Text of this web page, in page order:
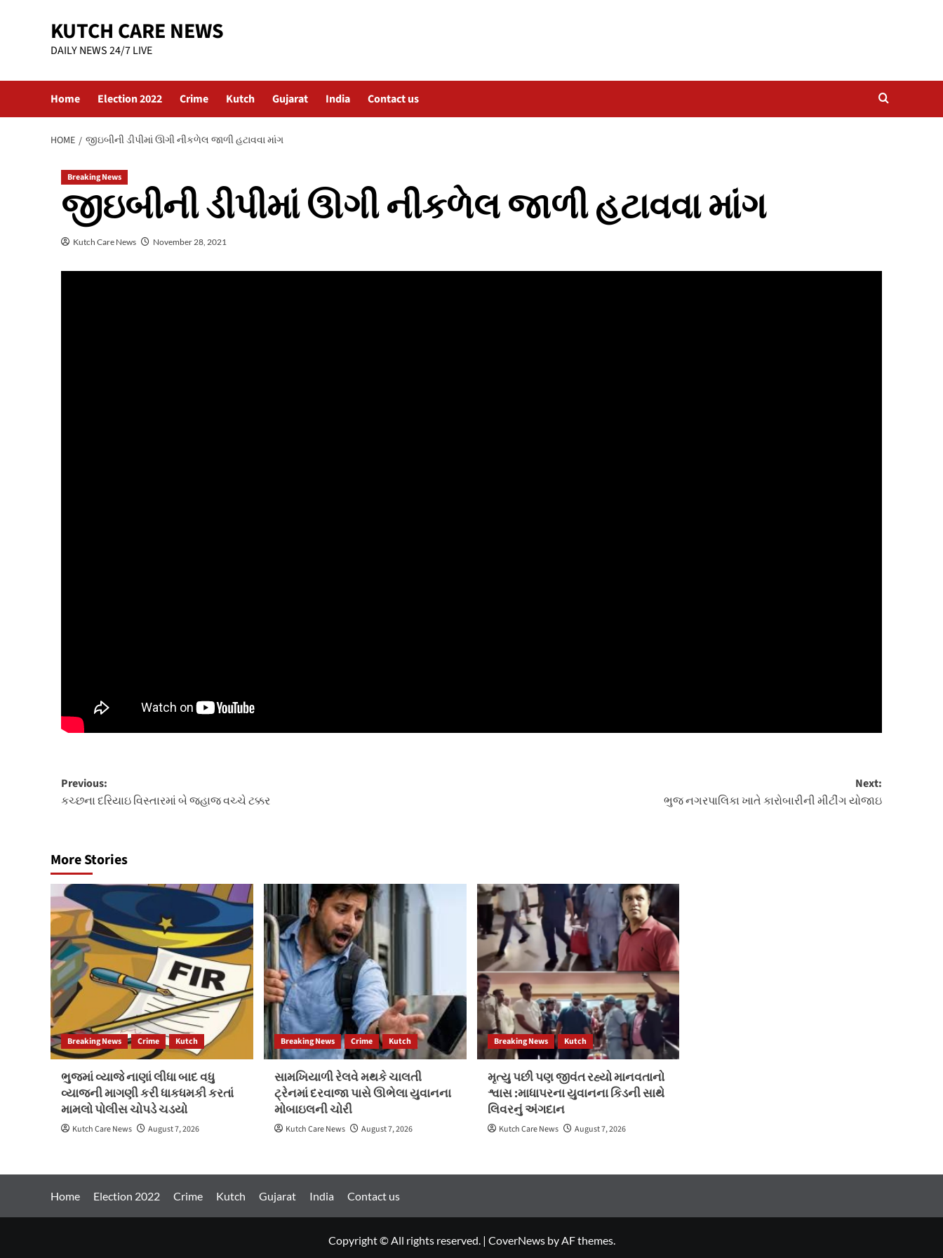
KUTCH CARE NEWS
DAILY NEWS 24/7 LIVE
Home Election 2022 Crime Kutch Gujarat India Contact us
HOME જીઇબીની ડીપીમાં ઊગી નીકળેલ જાળી હટાવવા માંગ
Breaking News
જીઇબીની ડીપીમાં ઊગી નીકળેલ જાળી હટાવવા માંગ
Kutch Care News November 28, 2021
Post
navigation
Previous:
કચ્છના દરિયાઇ વિસ્તારમાં બે જહાજ વચ્ચે ટક્કર
Next:
ભુજ નગરપાલિકા ખાતે કારોબારીની મીટીંગ યોજાઇ
More Stories
Breaking News Crime Kutch
ભુજમાં વ્યાજે નાણાં લીધા બાદ વધુ
વ્યાજની માગણી કરી ધાકધમકી કરતાં
મામલો પોલીસ ચોપડે ચડયો
Kutch Care News August 7, 2026
Breaking News Crime Kutch
સામખિયાળી રેલવે મથકે ચાલતી
ટ્રેનમાં દરવાજા પાસે ઊભેલા યુવાનના
મોબાઇલની ચોરી
Kutch Care News August 7, 2026
Breaking News Kutch
મૃત્યુ પછી પણ જીવંત રહ્યો માનવતાનો
શ્વાસ :માધાપરના યુવાનના કિડની સાથે
લિવરનું અંગદાન
Kutch Care News August 7, 2026
Home Election 2022 Crime Kutch Gujarat India Contact us
Copyright © All rights reserved. | CoverNewsby AF themes.